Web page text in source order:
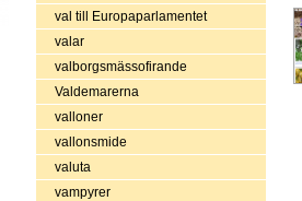
val till Europaparlamentet
valar
valborgsmässofirande
Valdemarerna
valloner
vallonsmide
valuta
vampyrer